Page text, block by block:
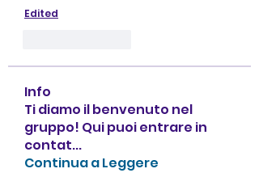
Edited
Info
Ti diamo il benvenuto nel
gruppo! Qui puoi entrare in
contat...
Continua a Leggere